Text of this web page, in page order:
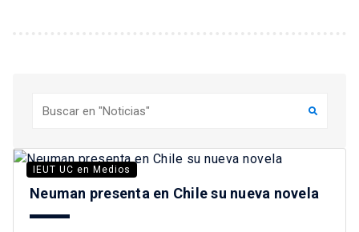
IEUT UC en Medios
Neuman presenta en Chile su nueva novela